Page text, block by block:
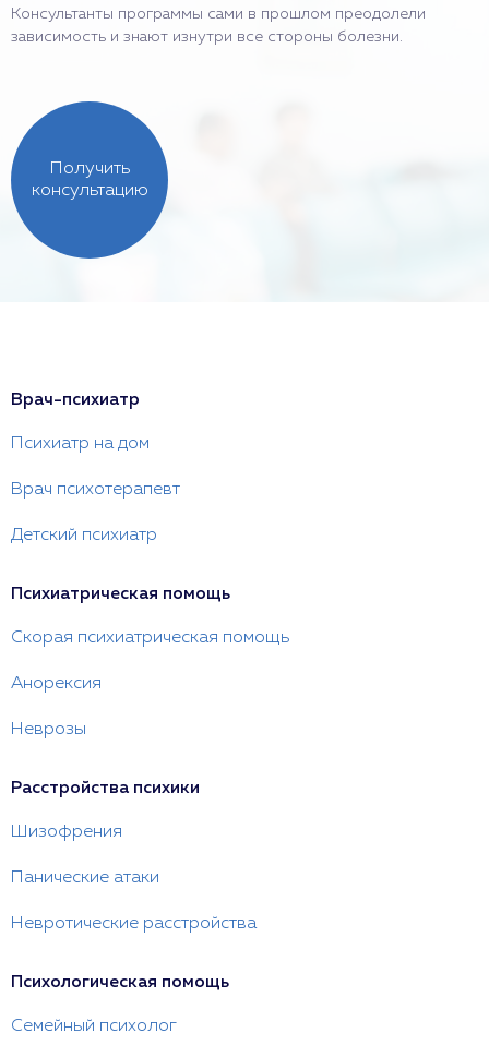
Консультанты программы сами в прошлом преодолели
зависимость и знают изнутри все стороны болезни.
Получить
консультацию
Врач-психиатр
Психиатр на дом
Врач психотерапевт
Детский психиатр
Психиатрическая помощь
Скорая психиатрическая помощь
Анорексия
Неврозы
Расстройства психики
Шизофрения
Панические атаки
Невротические расстройства
Психологическая помощь
Семейный психолог